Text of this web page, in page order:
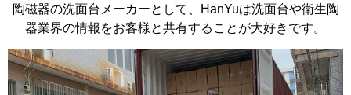
陶磁器の洗面台メーカーとして、HanYuは洗面台や衛生陶
器業界の情報をお客様と共有することが大好きです。